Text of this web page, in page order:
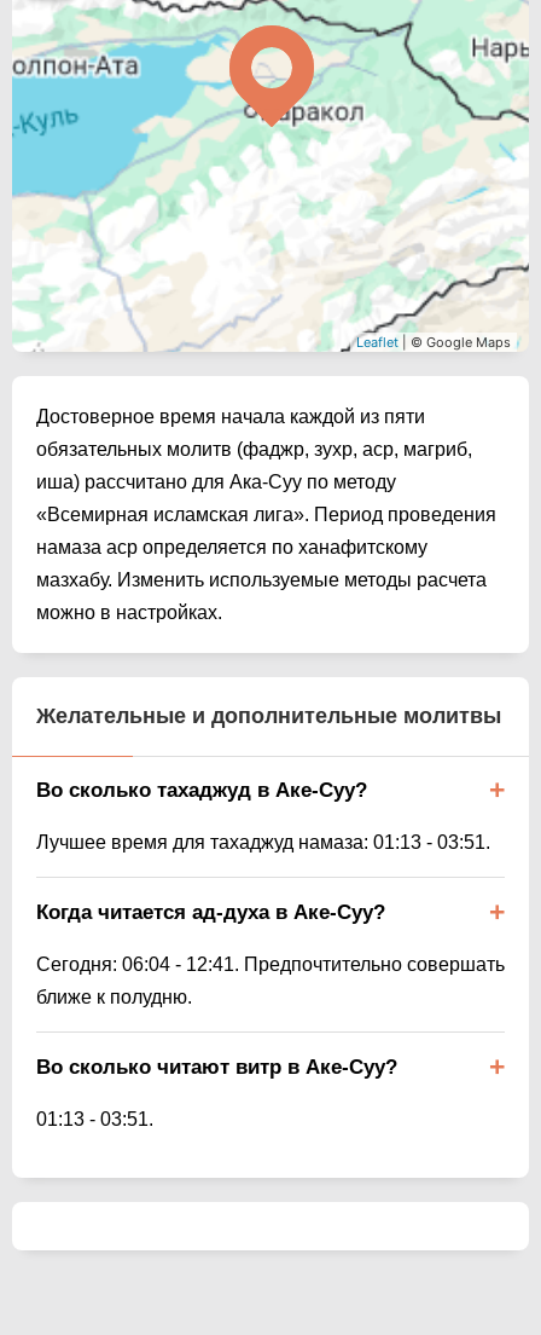
Leaflet | © Google Maps
Достоверное время начала каждой из пяти
обязательных молитв (фаджр, зухр, аср, магриб,
иша) рассчитано для Ака-Суу по методу
«Всемирная исламская лига». Период проведения
намаза аср определяется по ханафитскому
мазхабу. Изменить используемые методы расчета
можно в настройках.
Желательные и дополнительные молитвы
Во сколько тахаджуд в Аке-Суу?
Лучшее время для тахаджуд намаза: 01:13 - 03:51.
Когда читается ад-духа в Аке-Суу?
Сегодня: 06:04 - 12:41. Предпочтительно совершать
ближе к полудню.
Во сколько читают витр в Аке-Суу?
01:13 - 03:51.